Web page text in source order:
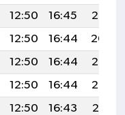
12:50 16:45
20:05
12:50 16:44
20:04
12:50 16:44
20:03
12:50 16:44
20:02
12:50 16:43
20:01